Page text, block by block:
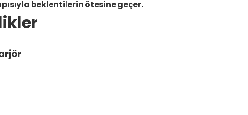
beklentilerin ötesine geçer.